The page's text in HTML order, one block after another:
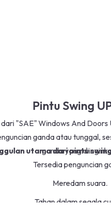
Pintu Swing
"SAE" Windows And
ganda atau tunggal,
ganda yang
utama dari pintu
Tersedia penguncian
Meredam suara.
Tahan dalam segala